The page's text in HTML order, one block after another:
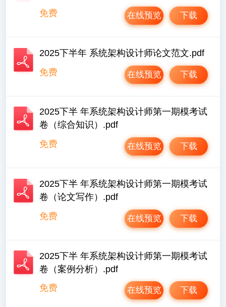
免费
下载
在线预览
2025下半年 系统架构设计师论文范文.pdf
免费
下载
在线预览
2025下半 年系统架构设计师第一期模考试
卷（综合知识）.pdf
免费
下载
在线预览
2025下半 年系统架构设计师第一期模考试
卷（论文写作）.pdf
免费
下载
在线预览
2025下半 年系统架构设计师第一期模考试
卷（案例分析）.pdf
免费
下载
在线预览